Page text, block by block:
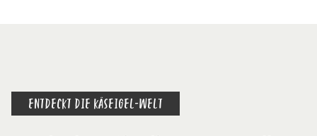
ENTDECKT DIE KÄSEIGEL-WELT